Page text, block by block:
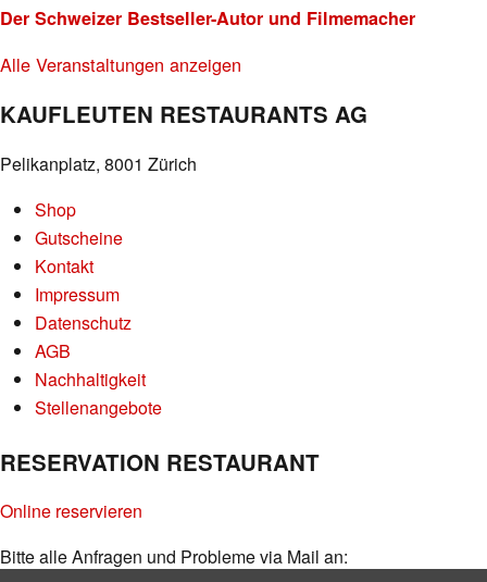
Der Schweizer Bestseller-Autor und Filmemacher
Alle Veranstaltungen anzeigen
KAUFLEUTEN RESTAURANTS AG
Pelikanplatz, 8001 Zürich
Shop
Gutscheine
Kontakt
Impressum
Datenschutz
AGB
Nachhaltigkeit
Stellenangebote
RESERVATION RESTAURANT
Online reservieren
Bitte alle Anfragen und Probleme via Mail an: